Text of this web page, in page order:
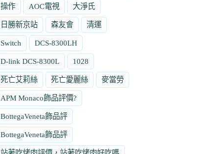
操作 AOC電視 大淨氏
日勝新京站 森友會 清運
Switch DCS-8300LH
D-link DCS-8300L 1028
死亡艾莉絲 死亡愛麗絲 麥當勞
APM Monaco飾品評價?
BottegaVeneta飾品評
BottegaVeneta飾品評